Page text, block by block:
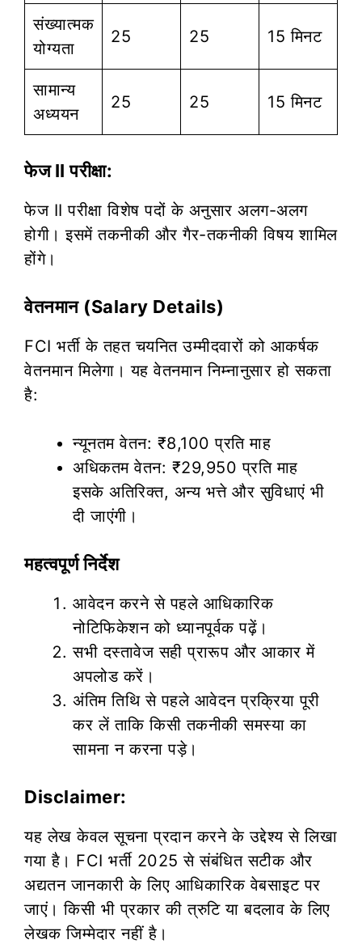
संख्यात्मक
योग्यता
25 25 15 मिनट
सामान्य
अध्ययन
25 25 15 मिनट
फेज II परीक्षा:
फेज II परीक्षा विशेष पदों के अनुसार अलग-अलग
होगी। इसमें तकनीकी और गैर-तकनीकी विषय शामिल
होंगे।
वेतनमान (Salary Details)
FCI भर्ती के तहत चयनित उम्मीदवारों को आकर्षक
वेतनमान मिलेगा। यह वेतनमान निम्नानुसार हो सकता
है:
न्यूनतम वेतन: ₹8,100 प्रति माह
अधिकतम वेतन: ₹29,950 प्रति माह
इसके अतिरिक्त, अन्य भत्ते और सुविधाएं भी
दी जाएंगी।
महत्वपूर्ण निर्देश
आवेदन करने से पहले आधिकारिक
नोटिफिकेशन को ध्यानपूर्वक पढ़ें।
सभी दस्तावेज सही प्रारूप और आकार में
अपलोड करें।
अंतिम तिथि से पहले आवेदन प्रक्रिया पूरी
कर लें ताकि किसी तकनीकी समस्या का
सामना न करना पड़े।
Disclaimer:
यह लेख केवल सूचना प्रदान करने के उद्देश्य से लिखा
गया है। FCI भर्ती 2025 से संबंधित सटीक और
अद्यतन जानकारी के लिए आधिकारिक वेबसाइट पर
जाएं। किसी भी प्रकार की त्रुटि या बदलाव के लिए
लेखक जिम्मेदार नहीं है।